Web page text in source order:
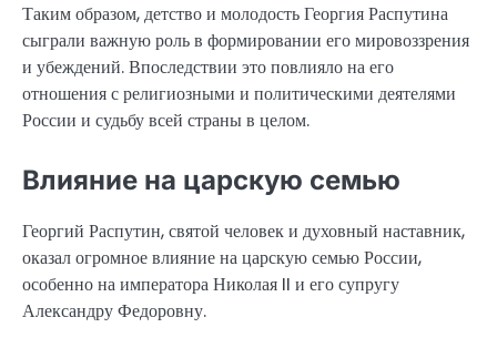
Таким образом, детство и молодость Георгия Распутина
сыграли важную роль в формировании его мировоззрения
и убеждений. Впоследствии это повлияло на его
отношения с религиозными и политическими деятелями
России и судьбу всей страны в целом.
Влияние на царскую семью
Георгий Распутин, святой человек и духовный наставник,
оказал огромное влияние на царскую семью России,
особенно на императора Николая II и его супругу
Александру Федоровну.